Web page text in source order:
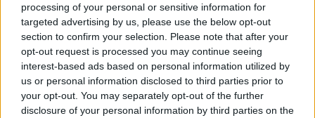
processing of your personal or sensitive information for
targeted advertising by us, please use the below opt-out
section to confirm your selection. Please note that after your
opt-out request is processed you may continue seeing
interest-based ads based on personal information utilized by
us or personal information disclosed to third parties prior to
your opt-out. You may separately opt-out of the further
disclosure of your personal information by third parties on the